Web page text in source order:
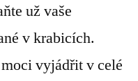
už vaše
v krabicích.
vyjádřit v celé